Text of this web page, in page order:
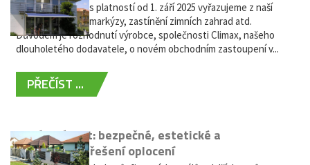
Vážení zákazníci, s platností od 1. září 2025 vyřazujeme z naší
nabídky výsuvné markýzy, zastínění zimních zahrad atd.
Důvodem je rozhodnutí výrobce, společnosti Climax, našeho
dlouholetého dodavatele, o novém obchodním zastoupení v...
PŘEČÍST ...
Hliníkový plot: bezpečné, estetické a
bezúdržbové řešení oplocení